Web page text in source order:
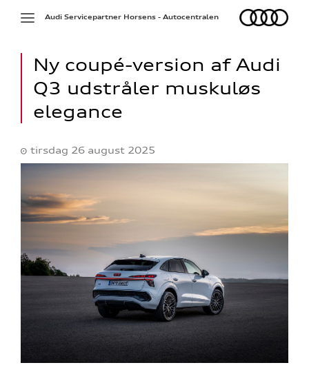
Toggle
Audi
Audi Servicepartner Horsens - Autocentralen
Ny coupé-version af Audi
Q3 udstråler muskuløs
elegance
tirsdag 26 august 2025